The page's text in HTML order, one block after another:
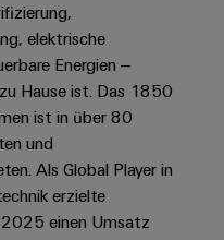
elektrische
Energien –
Hause ist. Das 1850
ist in über 80
und
Als Global Player in
erzielte
einen Umsatz